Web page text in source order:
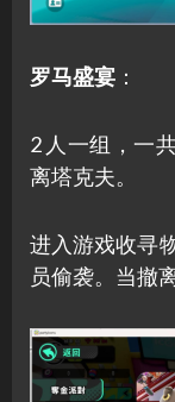
罗马盛宴 ：
2 人一组，一
离塔克夫。
进入游戏收寻
员偷袭。当撤